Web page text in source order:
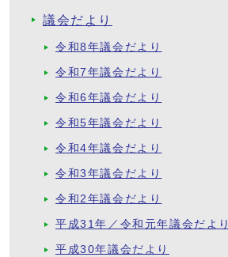
議会だより
令和8年議会だより
令和7年議会だより
令和6年議会だより
令和5年議会だより
令和4年議会だより
令和3年議会だより
令和2年議会だより
平成31年／令和元年議会だより
平成30年議会だより